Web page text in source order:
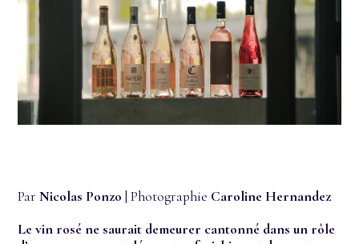
ParNicolas Ponzo | Photographie Caroline Hernandez
Le vin rosé ne saurait demeurer cantonné dans un rôle